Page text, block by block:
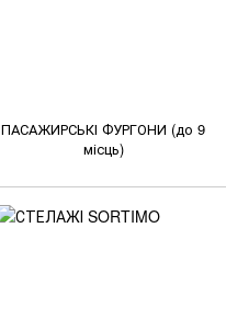
ПАСАЖИРСЬКІ ФУРГОНИ (до 9
місць)